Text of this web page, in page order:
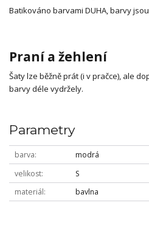
Batikováno barvami DUHA, barvy
Praní a žehlení
Šaty lze běžně prát (i v pračce), ale
barvy déle vydržely.
Parametry
barva
modrá
velikost
S
materiál
bavlna